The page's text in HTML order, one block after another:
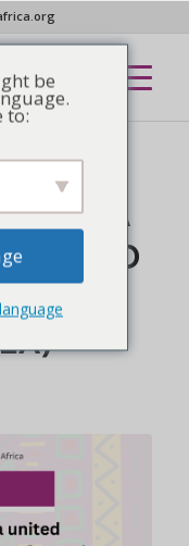
A
NA
be
to: